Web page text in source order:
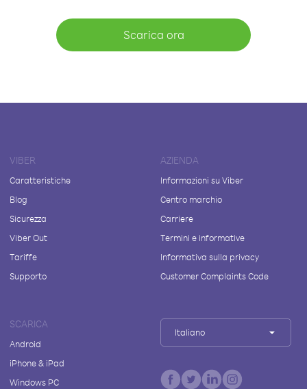
Scarica ora
VIBER
Caratteristiche
Blog
Sicurezza
Viber Out
Tariffe
Supporto
AZIENDA
Informazioni su Viber
Centro marchio
Carriere
Termini e informative
Informativa sulla privacy
Customer Complaints Code
SCARICA
Android
iPhone & iPad
Windows PC
Italiano